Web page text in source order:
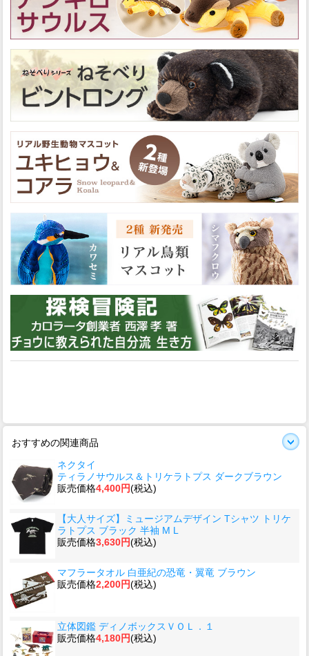
おすすめの関連商品
ネクタイ
ティラノサウルス＆トリケラトプス ダークブラウン
販売価格4,400円(税込)
【大人サイズ】ミュージアムデザイン Tシャツ トリケ
ラトプス ブラック 半袖 M L
販売価格3,630円(税込)
マフラータオル 白亜紀の恐竜・翼竜 ブラウン
販売価格2,200円(税込)
立体図鑑 ディノボックスＶＯＬ．１
販売価格4,180円(税込)